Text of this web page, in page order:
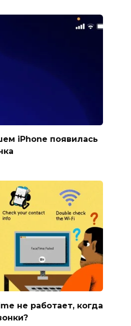
iPhone появилась
не работает, когда